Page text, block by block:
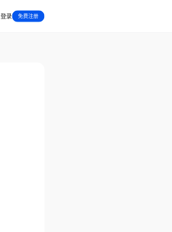
登录 免费注册